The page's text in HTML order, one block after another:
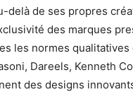
delà de ses propres
des marques
les normes qualitatives
Dareels, Kenneth
des designs